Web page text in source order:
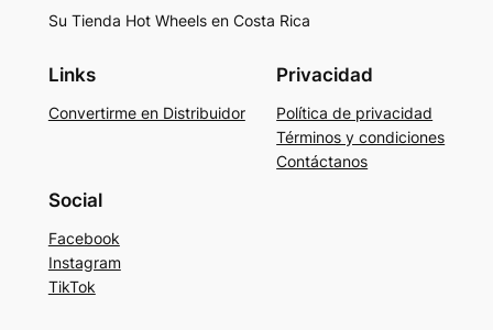
Su Tienda Hot Wheels en Costa Rica
Links
Convertirme en Distribuidor
Privacidad
Política de privacidad
Términos y condiciones
Contáctanos
Social
Facebook
Instagram
TikTok